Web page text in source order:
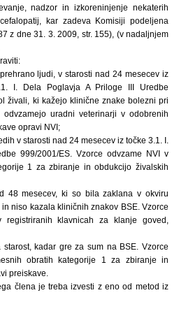
nadzor in izkoreninjenje nekaterih
kar zadeva Komisiji podeljena
z dne 31. 3. 2009, str. 155), (v nadaljnjem
ljudi, v starosti nad 24 mesecev iz
I. Dela Poglavja A Priloge III Uredbe
živali, ki kažejo klinične znake bolezni pri
uradni veterinarji v odobrenih
opravi NVI;
v starosti nad 24 mesecev iz točke 3.1. I.
999/2001/ES. Vzorce odvzame NVI v
1 za zbiranje in obdukcijo živalskih
48 mesecev, ki so bila zaklana v okviru
niso kazala kliničnih znakov BSE. Vzorce
klavnicah za klanje goved,
kadar gre za sum na BSE. Vzorce
obratih kategorije 1 za zbiranje in
preiskave.
člena je treba izvesti z eno od metod iz